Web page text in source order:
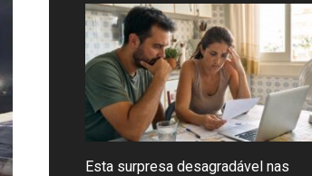
Esta surpresa desagradável nas